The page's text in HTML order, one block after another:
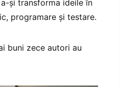
și transforma ideile în
programare și testare.
buni zece autori au